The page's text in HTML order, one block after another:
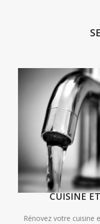
CUISINE
Rénovez votre cuisine